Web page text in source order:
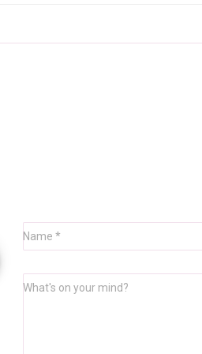
Name *
What's on your mind?